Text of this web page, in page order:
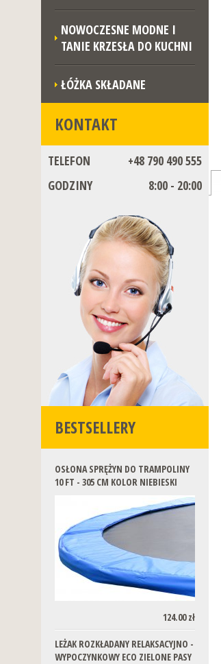
NOWOCZESNE MODNE I
TANIE KRZESŁA DO KUCHNI
ŁÓŻKA SKŁADANE
KONTAKT
TELEFON
+48 790 490 555
GODZINY
8:00 - 20:00
BESTSELLERY
OSŁONA SPRĘŻYN DO TRAMPOLINY
10 FT - 305 CM KOLOR NIEBIESKI
124.00 zł
LEŻAK ROZKŁADANY RELAKSACYJNO -
WYPOCZYNKOWY ECO ZIELONE PASY